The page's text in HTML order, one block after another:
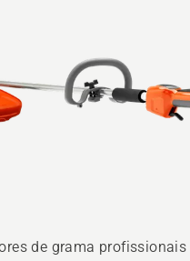
de grama profissionais